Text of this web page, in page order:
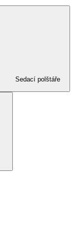
Sedací polštáře